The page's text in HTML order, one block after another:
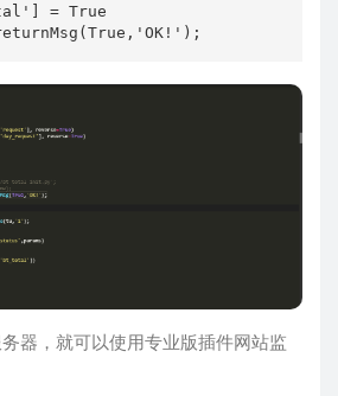
= True
器，就可以使用专业版插件网站监